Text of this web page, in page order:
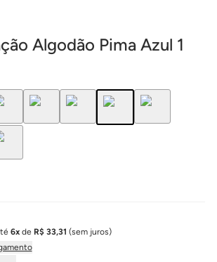
Algodão Pima Azul 1
6xde R$ 33,31 (sem juros)